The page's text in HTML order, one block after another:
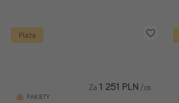
Plaża
PAKIETY
Za 1 251 PLN /os